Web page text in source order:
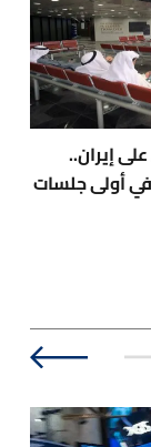
إيران..
في أولى جلسات